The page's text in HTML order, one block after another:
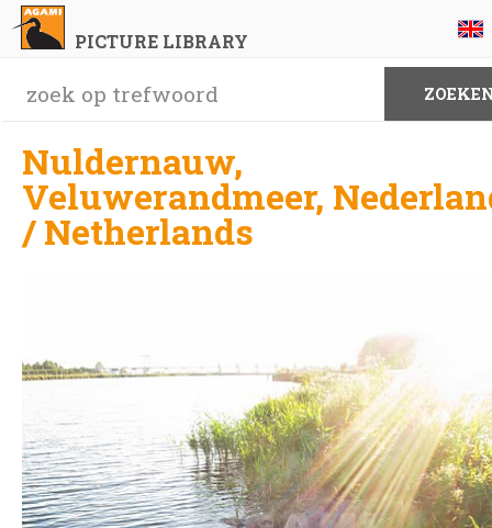
PICTURE LIBRARY
Nuldernauw,
Veluwerandmeer,
/ Netherlands